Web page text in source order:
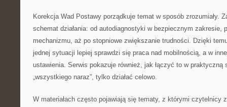
Korekcja Wad Postawy porządkuje temat w sposób zrozumiały.
schemat działania: od autodiagnostyki w bezpiecznym zakresie,
mechanizmu, aż po stopniowe zwiększanie trudności. Dzięki
jednej sytuacji lepiej sprawdzi się praca nad mobilnością, a w
ustawienia. Serwis pokazuje również, jak łączyć to w praktyczną
„wszystkiego naraz”, tylko działać celowo.
W materiałach często pojawiają się tematy, z którymi czytelnicy